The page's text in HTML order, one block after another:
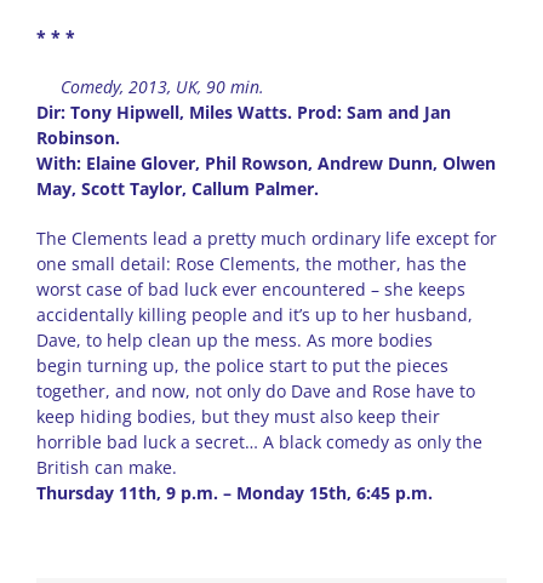
* * *
Comedy, 2013, UK, 90 min.
Dir: Tony Hipwell, Miles Watts. Prod: Sam and Jan
Robinson.
With: Elaine Glover, Phil Rowson, Andrew Dunn, Olwen
May, Scott Taylor, Callum Palmer.
The Clements lead a pretty much ordinary life except for
one small detail: Rose Clements, the mother, has the
worst case of bad luck ever encountered – she keeps
accidentally killing people and it’s up to her husband,
Dave, to help clean up the mess. As more bodies
begin turning up, the police start to put the pieces
together, and now, not only do Dave and Rose have to
keep hiding bodies, but they must also keep their
horrible bad luck a secret… A black comedy as only the
British can make.
Thursday 11th, 9 p.m. – Monday 15th, 6:45 p.m.